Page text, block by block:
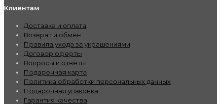
Клиентам
Доставка и оплата
Возврат и обмен
Правила ухода за украшениями
Договор оферты
Вопросы и ответы
Подарочная карта
Политика обработки персональных данных
Подарочная упаковка
Гарантия качества